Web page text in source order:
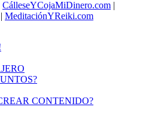
CálleseYCojaMiDinero.com |
| MeditaciónYReiki.com
CONTENIDO?